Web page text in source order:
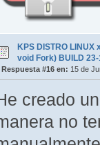
KPS DISTRO LINUX
void Fork) BUILD
Respuesta #16 en: 15 de
creado
no